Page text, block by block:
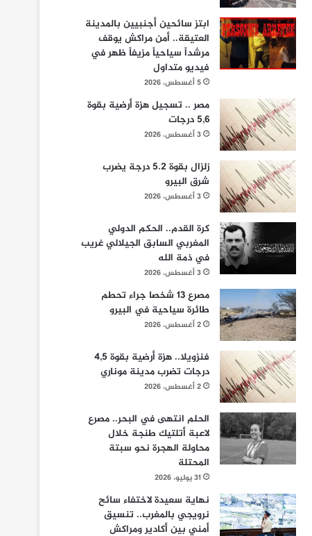
ابتز سائحين أجنبيين بالمدينة
العتيقة.. أمن مراكش يوقف
مرشداً سياحياً مزيفاً ظهر في
فيديو متداول
5 أغسطس، 2026
مصر .. تسجيل هزة أرضية بقوة
5,6 درجات
3 أغسطس، 2026
زلزال بقوة 5.2 درجة يضرب
شرق البيرو
3 أغسطس، 2026
كرة القدم.. الحكم الدولي
المغربي السابق الجيلالي غريب
في ذمة الله
3 أغسطس، 2026
مصرع 13 شخصا جراء تحطم
طائرة سياحية في البيرو
2 أغسطس، 2026
فنزويلا.. هزة أرضية بقوة 4,5
درجات تضرب مدينة موناري
2 أغسطس، 2026
الحلم انتهى في البحر.. مصرع
لاعبة أتلتيك طنجة خلال
محاولة الهجرة نحو سبتة
المحتلة
31 يوليو، 2026
نهاية سعيدة لاختفاء سائح
نرويجي بالمغرب.. تنسيق
أمني بين أكادير ومراكش